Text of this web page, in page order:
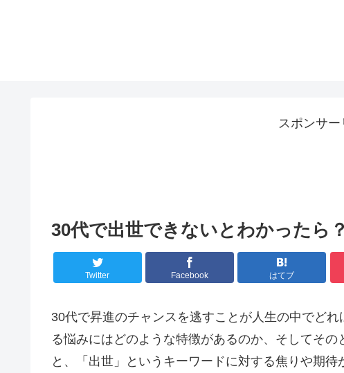
スポンサー
30代で出世できないとわかったら？
Twitter Facebook はてブ
30代で昇進のチャンスを逃すことが人生の中でど
る悩みにはどのような特徴があるのか、そしてそ
と、「出世」というキーワードに対する焦りや期待